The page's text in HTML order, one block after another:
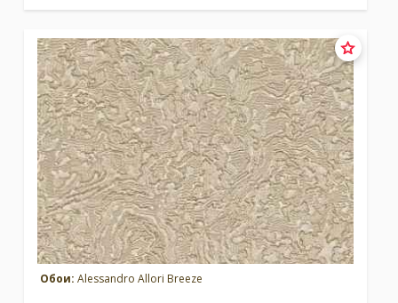
Обои: Alessandro Allori Breeze